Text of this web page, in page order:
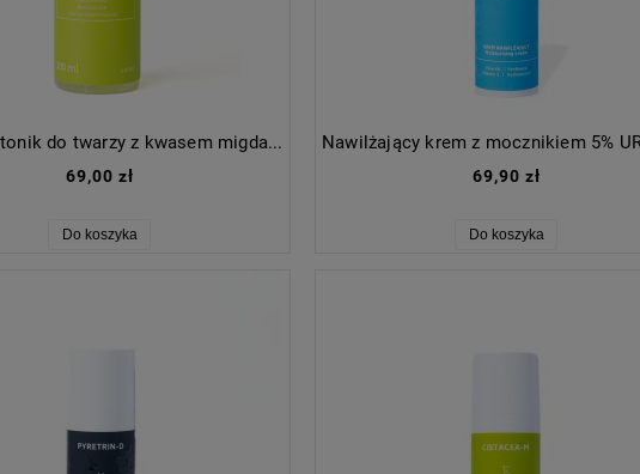
Micelarny tonik do twarzy z kwasem migdałowym 3% i niacynamidem
69,00 zł
Do koszyka
69,90 zł
Do koszyka